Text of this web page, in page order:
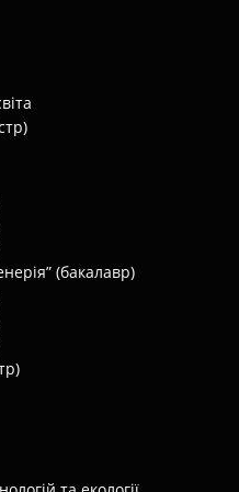
(бакалавр)